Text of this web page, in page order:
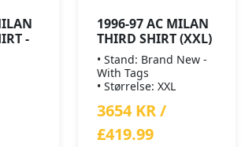
-
1996-97 AC MILAN
THIRD SHIRT (XXL)
• Stand: Brand New -
With Tags
• Størrelse: XXL
3654 KR /
£419.99